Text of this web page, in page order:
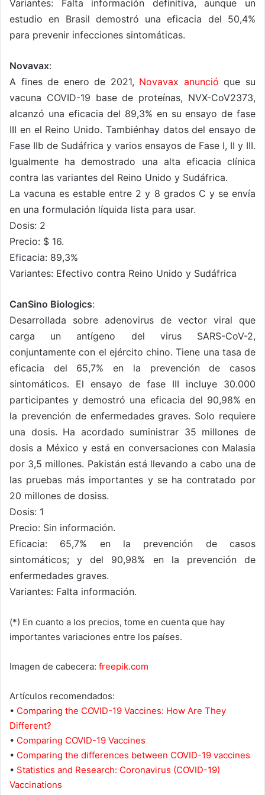
Variantes: Falta información definitiva, aunque un
estudio en Brasil demostró una eficacia del 50,4%
para prevenir infecciones sintomáticas.
Novavax:
A fines de enero de 2021, Novavax anunció que su
vacuna COVID-19 base de proteínas, NVX-CoV2373,
alcanzó una eficacia del 89,3% en su ensayo de fase
III en el Reino Unido. Tambiénhay datos del ensayo de
Fase IIb de Sudáfrica y varios ensayos de Fase I, II y III.
Igualmente ha demostrado una alta eficacia clínica
contra las variantes del Reino Unido y Sudáfrica.
La vacuna es estable entre 2 y 8 grados C y se envía
en una formulación líquida lista para usar.
Dosis: 2
Precio: $ 16.
Eficacia: 89,3%
Variantes: Efectivo contra Reino Unido y Sudáfrica
CanSino Biologics:
Desarrollada sobre adenovirus de vector viral que
carga un antígeno del virus SARS-CoV-2,
conjuntamente con el ejército chino. Tiene una tasa de
eficacia del 65,7% en la prevención de casos
sintomáticos. El ensayo de fase III incluye 30.000
participantes y demostró una eficacia del 90,98% en
la prevención de enfermedades graves. Solo requiere
una dosis. Ha acordado suministrar 35 millones de
dosis a México y está en conversaciones con Malasia
por 3,5 millones. Pakistán está llevando a cabo una de
las pruebas más importantes y se ha contratado por
20 millones de dosiss.
Dosis: 1
Precio: Sin información.
Eficacia: 65,7% en la prevención de casos
sintomáticos; y del 90,98% en la prevención de
enfermedades graves.
Variantes: Falta información.
(*) En cuanto a los precios, tome en cuenta que hay
importantes variaciones entre los países.
Imagen de cabecera: freepik.com
Artículos recomendados:
• Comparing the COVID-19 Vaccines: How Are They
Different?
• Comparing COVID-19 Vaccines
• Comparing the differences between COVID-19 vaccines
• Statistics and Research: Coronavirus (COVID-19)
Vaccinations